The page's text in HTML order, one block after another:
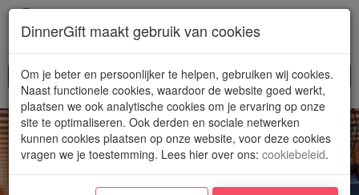
DinnerGift maakt gebruik van cookies
Om je beter en persoonlijker te helpen, gebruiken wij cookies.
Naast functionele cookies, waardoor de website goed werkt,
plaatsen we ook analytische cookies om je ervaring op onze
site te optimaliseren. Ook derden en sociale netwerken
kunnen cookies plaatsen op onze website, voor deze cookies
vragen we je toestemming. Lees hier over ons: cookiebeleid.